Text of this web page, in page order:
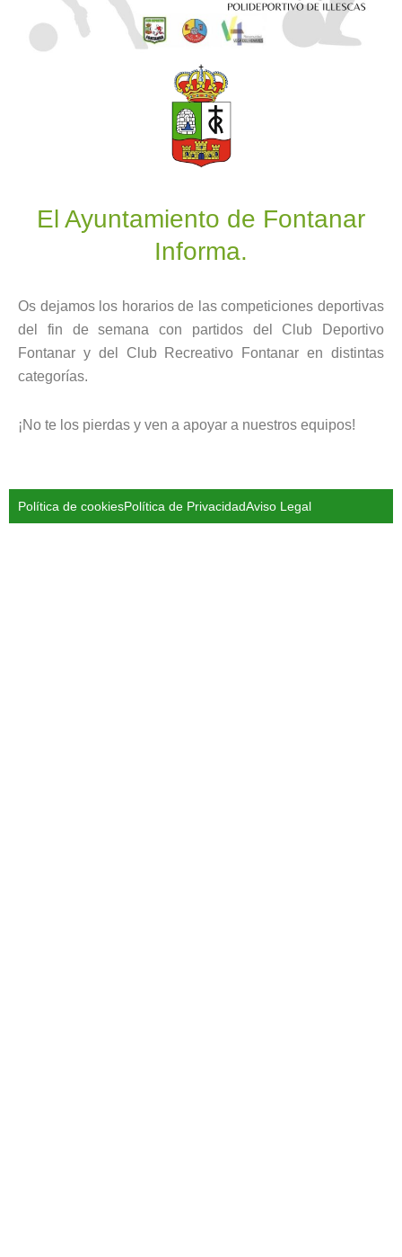
El Ayuntamiento de Fontanar
Informa.
Os dejamos los horarios de las competiciones deportivas
del fin de semana con partidos del Club Deportivo
Fontanar y del Club Recreativo Fontanar en distintas
categorías.
¡No te los pierdas y ven a apoyar a nuestros equipos!
Política de cookiesPolítica de PrivacidadAviso Legal